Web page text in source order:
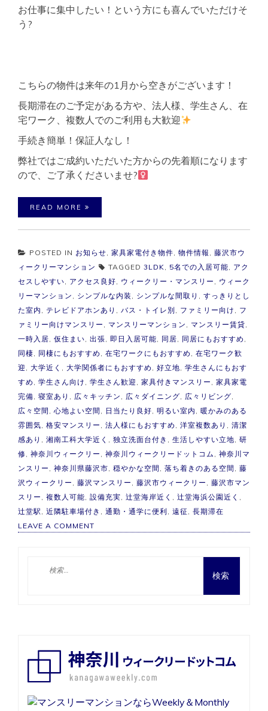
お仕事に集中したい！という方にも喜んでいただけそ
う?
こちらの物件は来年の1月から空きがございます！
長期滞在のご予定がある方や、法人様、学生さん、在
宅ワーク、複数人でのご利用も大歓迎
手続き簡単！保証人なし！
弊社ではご成約いただいた方からの先着順になります
ので、ご了承くださいませ?‍
READ MORE
POSTED IN お知らせ, 家具家電付き物件, 物件情報 , 藤沢市ウ
ィークリーマンション
TAGGED 3LDK, 5名での入居可能, アク
セスしやすい, アクセス良好, ウィークリー・マンスリー , ウィーク
リーマンション , シンプルな内装 , シンプルな間取り , すっきりとし
た室内 , テレビドアホンあり , バス・トイレ別 , ファミリー向け , フ
ァミリー向けマンスリー , マンスリーマンション , マンスリー賃貸,
一時入居, 仮住まい, 出張, 即日入居可能, 同居, 同居にもおすすめ ,
同棲, 同棲にもおすすめ , 在宅ワークにもおすすめ , 在宅ワーク歓
迎 , 大学近く , 大学関係者にもおすすめ , 好立地, 学生さんにもおす
すめ , 学生さん向け , 学生さん歓迎 , 家具付きマンスリー , 家具家電
完備, 寝室あり , 広々キッチン , 広々ダイニング, 広々リビング,
広々空間 , 心地よい空間 , 日当たり良好, 明るい室内 , 暖かみのある
雰囲気, 格安マンスリー , 法人様にもおすすめ , 洋室複数あり , 清潔
感あり , 湘南工科大学近く , 独立洗面台付き , 生活しやすい立地, 研
修, 神奈川ウィークリー , 神奈川ウィークリードットコム , 神奈川マ
ンスリー , 神奈川県藤沢市, 穏やかな空間 , 落ち着きのある空間 , 藤
沢ウィークリー , 藤沢マンスリー , 藤沢市ウィークリー , 藤沢市マン
スリー , 複数人可能, 設備充実, 辻堂海岸近く , 辻堂海浜公園近く ,
辻堂駅 , 近隣駐車場付き , 通勤・通学に便利 , 遠征, 長期滞在
LEAVE A COMMENT
【複
ー
大
近
の